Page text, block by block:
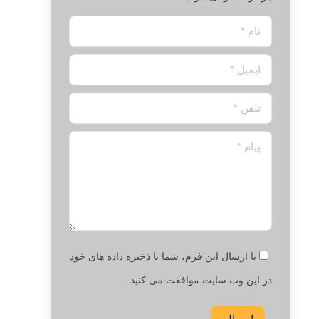
نام *
ایمیل *
تلفن *
پیام *
با ارسال این فرم، شما با ذخیره داده های خود
در این وب سایت موافقت می کنید.